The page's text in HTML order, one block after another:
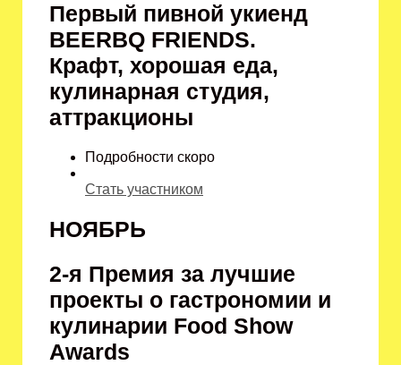
Первый пивной укиенд
BEERBQ FRIENDS.
Крафт, хорошая еда,
кулинарная студия,
аттракционы
Подробности скоро
Стать участником
НОЯБРЬ
2-я Премия за лучшие
проекты о гастрономии и
кулинарии Food Show
Awards